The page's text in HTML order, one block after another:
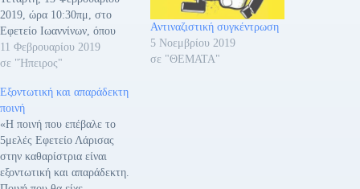
2019, ώρα 10:30πμ, στο
Εφετείο Ιωαννίνων, όπου
εκδικάζεται εξ αναβολής, η
αίτηση ακυρώσεως -κύρια
υπαλλήλου του ΤΕΙ
Ηπείρου, τον οποίο στηρίζει
η Α.Δ.Ε.Δ.Υ., κατά του
αποκλεισμού του από τις
διαδικασίες κρίσεων για
θέση προϊσταμένου
11 Φεβρουαρίου 2019
σε "Ήπειρος"
Αντιναζιστική συγκέντρωση
5 Νοεμβρίου 2019
σε "ΘΕΜΑΤΑ"
Εξοντωτική και απαράδεκτη
ποινή
«Η ποινή που επέβαλε το
5μελές Εφετείο Λάρισας
στην καθαρίστρια είναι
εξοντωτική και απαράδεκτη.